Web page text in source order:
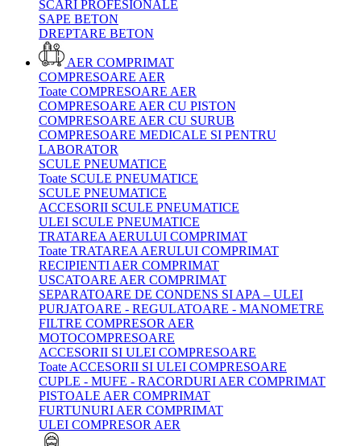
SCARI PROFESIONALE
SAPE BETON
DREPTARE BETON
AER COMPRIMAT
COMPRESOARE AER
Toate COMPRESOARE AER
COMPRESOARE AER CU PISTON
COMPRESOARE AER CU SURUB
COMPRESOARE MEDICALE SI PENTRU
LABORATOR
SCULE PNEUMATICE
Toate SCULE PNEUMATICE
SCULE PNEUMATICE
ACCESORII SCULE PNEUMATICE
ULEI SCULE PNEUMATICE
TRATAREA AERULUI COMPRIMAT
Toate TRATAREA AERULUI COMPRIMAT
RECIPIENTI AER COMPRIMAT
USCATOARE AER COMPRIMAT
SEPARATOARE DE CONDENS SI APA – ULEI
PURJATOARE - REGULATOARE - MANOMETRE
FILTRE COMPRESOR AER
MOTOCOMPRESOARE
ACCESORII SI ULEI COMPRESOARE
Toate ACCESORII SI ULEI COMPRESOARE
CUPLE - MUFE - RACORDURI AER COMPRIMAT
PISTOALE AER COMPRIMAT
FURTUNURI AER COMPRIMAT
ULEI COMPRESOR AER